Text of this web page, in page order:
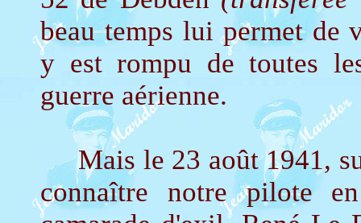
beau temps lui permet de
y est rompu de toutes
guerre aérienne.
Mais le 23 août 1941,
connaître notre pilote